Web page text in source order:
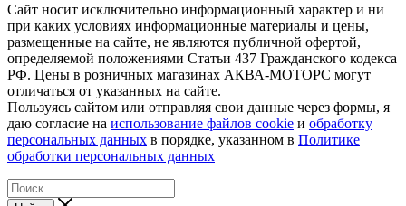
Сайт носит исключительно информационный характер и ни
при каких условиях информационные материалы и цены,
размещенные на сайте, не являются публичной офертой,
определяемой положениями Статьи 437 Гражданского кодекса
РФ. Цены в розничных магазинах АКВА-МОТОРС могут
отличаться от указанных на сайте.
Пользуясь сайтом или отправляя свои данные через формы, я
даю согласие на использование файлов cookie и обработку
персональных данных в порядке, указанном в Политике
обработки персональных данных